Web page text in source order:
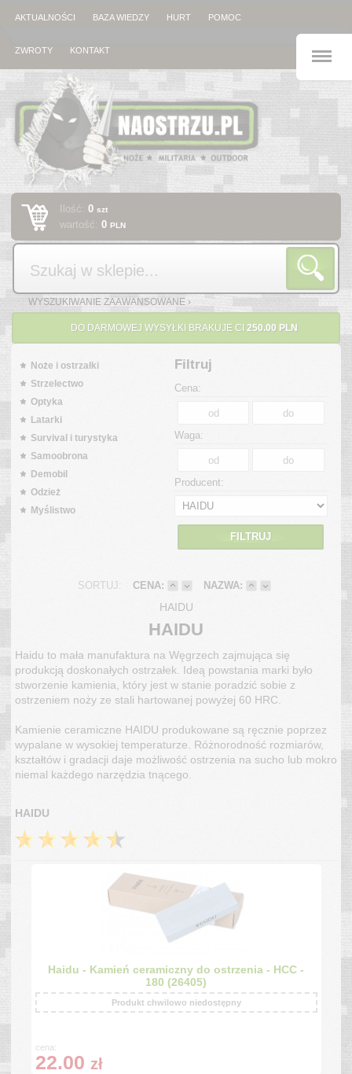
AKTUALNOŚCI BAZA WIEDZY HURT POMOC
ZWROTY KONTAKT
Ilość:0szt
wartość:0PLN
Szukaj
WYSZUKIWANIE ZAAWANSOWANE ›
DO DARMOWEJ WYSYŁKI BRAKUJE CI 250.00 PLN
Noże i ostrzałki
Strzelectwo
Optyka
Latarki
Survival i turystyka
Samoobrona
Demobil
Odzież
Myślistwo
Filtruj
Cena:
Waga:
Producent:
FILTRUJ
SORTUJ: CENA: NAZWA:
HAIDU
HAIDU
Haidu to mała manufaktura na Węgrzech zajmująca się
produkcją doskonałych ostrzałek. Ideą powstania marki było
stworzenie kamienia, który jest w stanie poradzić sobie z
ostrzeniem noży ze stali hartowanej powyżej 60 HRC.
Kamienie ceramiczne HAIDU produkowane są ręcznie poprzez
wypalane w wysokiej temperaturze. Różnorodność rozmiarów,
kształtów i gradacji daje możliwość ostrzenia na sucho lub mokro
niemal każdego narzędzia tnącego.
HAIDU
Haidu - Kamień ceramiczny do ostrzenia - HCC -
180 (26405)
Produkt chwilowo niedostępny
cena:
22.00 zł